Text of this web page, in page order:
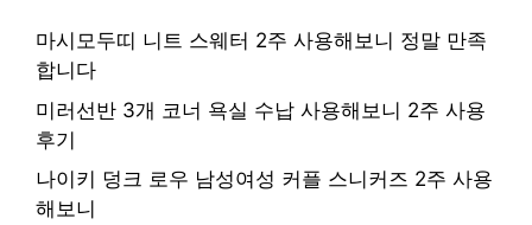
마시모두띠 니트 스웨터 2주 사용해보니 정말 만족
합니다
미러선반 3개 코너 욕실 수납 사용해보니 2주 사용
후기
나이키 덩크 로우 남성여성 커플 스니커즈 2주 사용
해보니